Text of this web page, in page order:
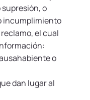
o
incumplimiento
el cual
o
dan lugar al